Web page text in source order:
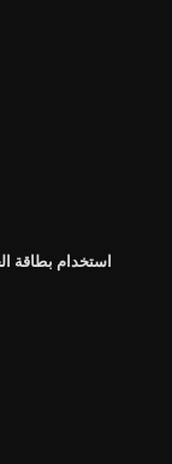
استخدام بطاقة